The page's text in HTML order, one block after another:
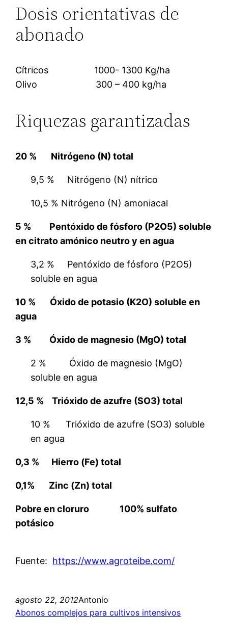
Dosis orientativas de
abonado
Cítricos 1000- 1300 Kg/ha
Olivo 300 – 400 kg/ha
Riquezas garantizadas
20 % Nitrógeno (N) total
9,5 % Nitrógeno (N) nítrico
10,5 % Nitrógeno (N) amoniacal
5 % Pentóxido de fósforo (P2O5) soluble
en citrato amónico neutro y en agua
3,2 % Pentóxido de fósforo (P2O5)
soluble en agua
10 % Óxido de potasio (K2O) soluble en
agua
3 % Óxido de magnesio (MgO) total
2 % Óxido de magnesio (MgO)
soluble en agua
12,5 % Trióxido de azufre (SO3) total
10 % Trióxido de azufre (SO3) soluble
en agua
0,3 % Hierro (Fe) total
0,1% Zinc (Zn) total
Pobre en cloruro 100% sulfato
potásico
Fuente: https://www.agroteibe.com/
agosto 22, 2012Antonio
Abonos complejos para cultivos intensivos